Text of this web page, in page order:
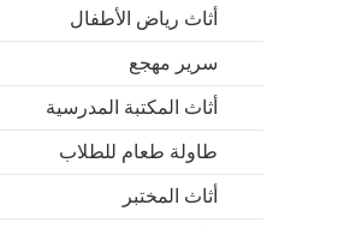
أثاث رياض الأطفال
سرير مهجع
أثاث المكتبة المدرسية
طاولة طعام للطلاب
أثاث المختبر